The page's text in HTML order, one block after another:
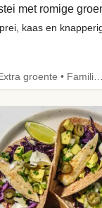
met romige
kaas en